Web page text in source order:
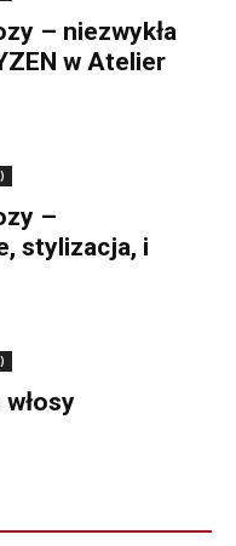
– niezwykła
w Atelier
–
stylizacja, i